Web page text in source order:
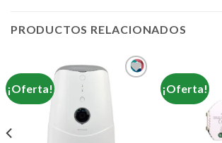
PRODUCTOS RELACIONADOS
¡Oferta! ¡Oferta!